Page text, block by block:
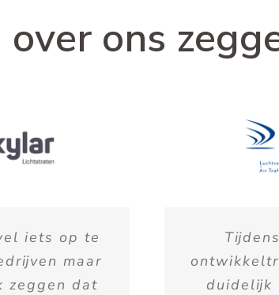
ons
iets op te
maar
zeggen dat
duidelijk